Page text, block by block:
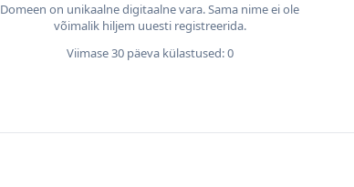
Domeen on unikaalne digitaalne vara. Sama nime ei ole
võimalik hiljem uuesti registreerida.
Viimase 30 päeva külastused: 0